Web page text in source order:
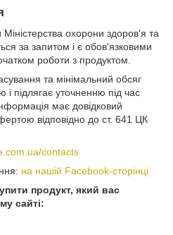
охорони здоров'я та
за запитом і є обов'язковими
роботи з продуктом.
та мінімальний обсяг
і підлягає уточненню під час
має довідковий
відповідно до ст. 641 ЦК
contacts
на нашій Facebook-сторінці
продукт, який вас
сайті: